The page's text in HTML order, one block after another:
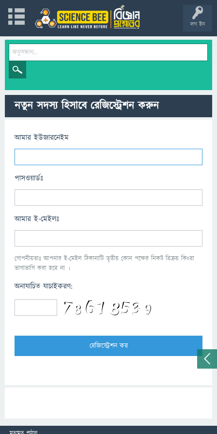
লগ ইন
নতুন সদস্য হিসাবে রেজিস্ট্রেশন করুন
আমার ইউজারনেইম
পাসওয়ার্ডঃ
আমার ই-মেইলঃ
গোপনীয়তাঃ আপনার ই-মেইল ঠিকানাটি তৃতীয় কোন পক্ষের নিকট বিক্রয় কিংবা
ভাগাভাগি করা হবে না ।
অনাযাচিত যাচাইকরণ: